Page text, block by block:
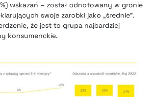
wskazań – został odnotowany w gronie
swoje zarobki jako „średnie”.
że jest to grupa najbardziej
konsumenckie.